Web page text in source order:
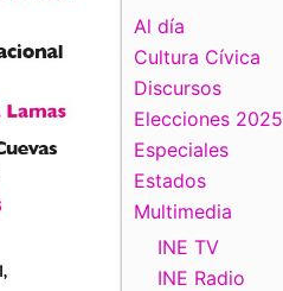
Al día
Cultura Cívica
Discursos
Elecciones 2025
Especiales
Estados
Multimedia
INE TV
INE Radio